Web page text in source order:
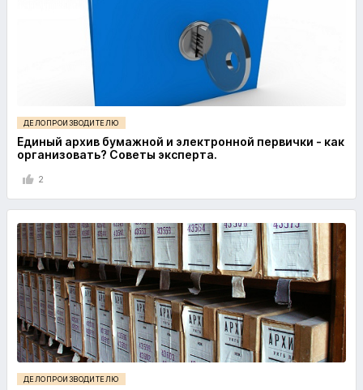
ДЕЛОПРОИЗВОДИТЕЛЮ
Единый архив бумажной и электронной первички - как
организовать? Советы эксперта.
2
ДЕЛОПРОИЗВОДИТЕЛЮ